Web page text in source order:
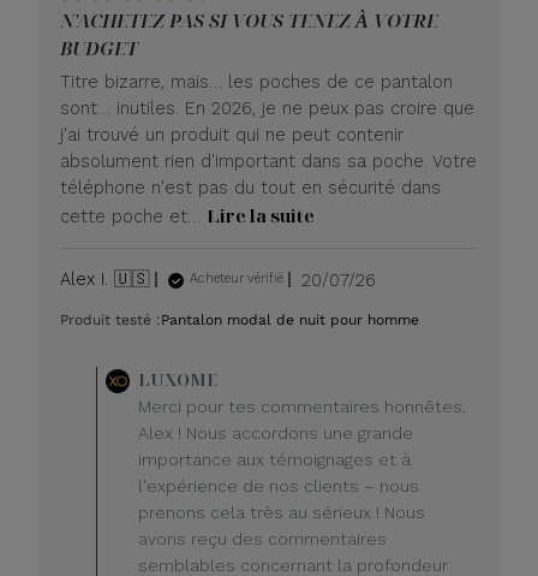
N'ACHETEZ PAS SI VOUS TENEZ À VOTRE
BUDGET
Titre bizarre, mais… les poches de ce pantalon
sont… inutiles. En 2026, je ne peux pas croire que
j'ai trouvé un produit qui ne peut contenir
absolument rien d'important dans sa poche. Votre
téléphone n'est pas du tout en sécurité dans
cette poche et… Lire la suite
Alex I. 🇺🇸 Acheteur vérifié
Date
publication
20/07/26
Produit testé :Pantalon modal de nuit pour homme
du
propriétaire
du
magasin
sur
l'avis
de
LUXOME
LUXOME
Merci pour tes commentaires honnêtes,
Alex ! Nous accordons une grande
importance aux témoignages et à
l'expérience de nos clients – nous
prenons cela très au sérieux ! Nous
avons reçu des commentaires
semblables concernant la profondeur